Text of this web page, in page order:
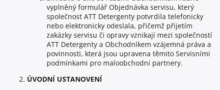
vyplněný formulář Objednávka servisu, který
společnost ATT Detergenty potvrdila telefonicky
nebo elektronicky odeslala, přičemž přijetím
zakázky servisu či opravy vznikají mezi společností
ATT Detergenty a Obchodníkem vzájemná práva a
povinnosti, která jsou upravena těmito Servisními
podmínkami pro maloobchodní partnery.
ÚVODNÍ USTANOVENÍ